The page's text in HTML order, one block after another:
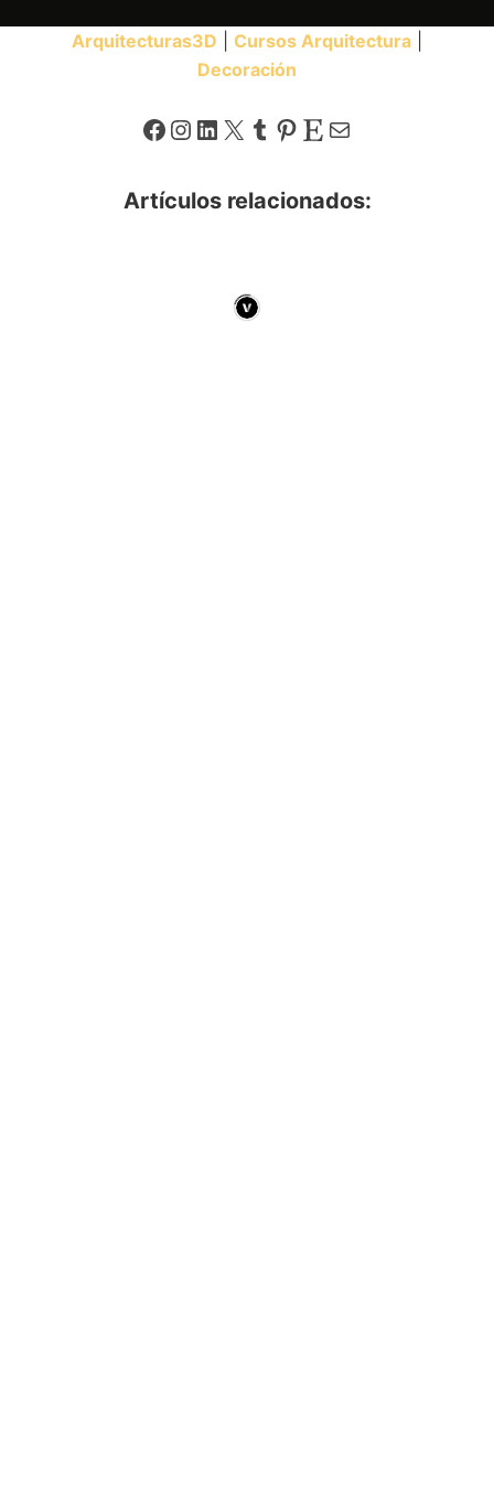
Arquitecturas3D Cursos Arquitectura
Decoración
Facebook
Instagram
LinkedIn
X Tumblr
Pinterest
EtsyCorreo electrónico
Artículos relacionados: